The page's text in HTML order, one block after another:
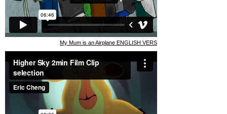
My Mum is an Airplane ENGLISH VERS